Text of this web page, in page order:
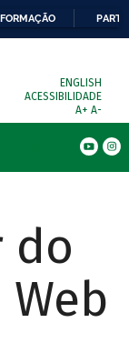
ENGLISH
ACESSIBILIDADE
A+ A-
do